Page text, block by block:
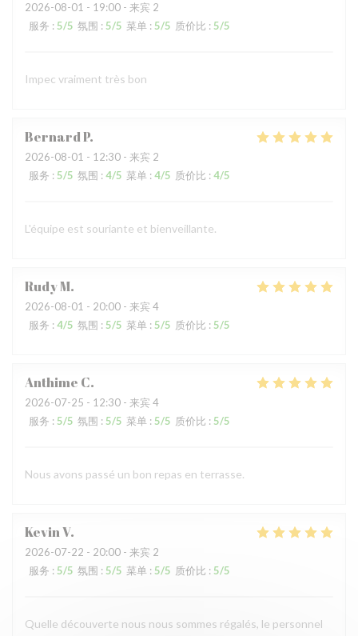
2026-08-01 - 19:00 - 来宾 2
服务 : 5/5 氛围 : 5/5 菜单 : 5/5 质价比 : 5/5
Impec vraiment très bon
BernardP
2026-08-01 - 12:30 - 来宾 2
服务 : 5/5 氛围 : 4/5 菜单 : 4/5 质价比 : 4/5
L'équipe est souriante et bienveillante.
RudyM
2026-08-01 - 20:00 - 来宾 4
服务 : 4/5 氛围 : 5/5 菜单 : 5/5 质价比 : 5/5
Anthime C
2026-07-25 - 12:30 - 来宾 4
服务 : 5/5 氛围 : 5/5 菜单 : 5/5 质价比 : 5/5
Nous avons passé un bon repas en terrasse.
KevinV
2026-07-22 - 20:00 - 来宾 2
服务 : 5/5 氛围 : 5/5 菜单 :5/5 质价比 : 5/5
Quelle découverte nous nous sommes régalés, le personnel